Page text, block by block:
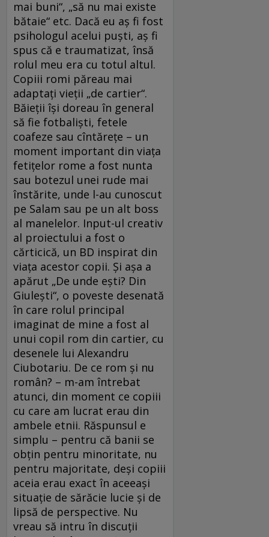
mai buni“, „să nu mai existe
bătaie“ etc. Dacă eu aș fi fost
psihologul acelui puști, aș fi
spus că e traumatizat, însă
rolul meu era cu totul altul.
Copiii romi păreau mai
adaptați vieții „de cartier“.
Băieții își doreau în general
să fie fotbaliști, fetele
coafeze sau cîntărețe – un
moment important din viața
fetițelor rome a fost nunta
sau botezul unei rude mai
înstărite, unde l-au cunoscut
pe Salam sau pe un alt boss
al manelelor. Input-ul creativ
al proiectului a fost o
cărticică, un BD inspirat din
viața acestor copii. Și așa a
apărut „De unde ești? Din
Giulești“, o poveste desenată
în care rolul principal
imaginat de mine a fost al
unui copil rom din cartier, cu
desenele lui Alexandru
Ciubotariu. De ce rom și nu
român? – m-am întrebat
atunci, din moment ce copiii
cu care am lucrat erau din
ambele etnii. Răspunsul e
simplu – pentru că banii se
obțin pentru minoritate, nu
pentru majoritate, deși copiii
aceia erau exact în aceeași
situație de sărăcie lucie și de
lipsă de perspective. Nu
vreau să intru în discuții